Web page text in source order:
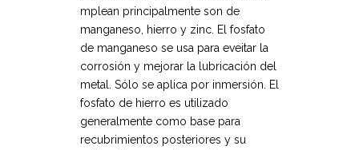
mplean principalmente son de
manganeso, hierro y zinc. El fosfato
de manganeso se usa para eveitar la
corrosión y mejorar la lubricación del
metal. Sólo se aplica por inmersión. El
fosfato de hierro es utilizado
generalmente como base para
recubrimientos posteriores y su